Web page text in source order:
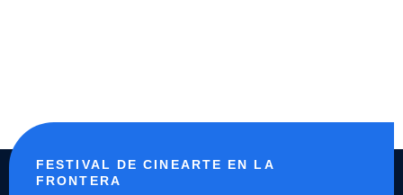
FESTIVAL DE CINEARTE EN LA
FRONTERA